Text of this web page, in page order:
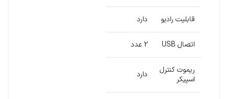
قابلیت رادیو دارد
اتصال USB 2 عدد
ریموت کنترل
اسپیکر
دارد